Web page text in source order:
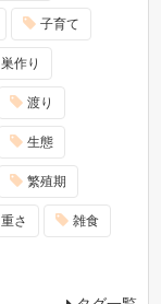
子育て
巣作り
渡り
生態
繁殖期
重さ 雑食